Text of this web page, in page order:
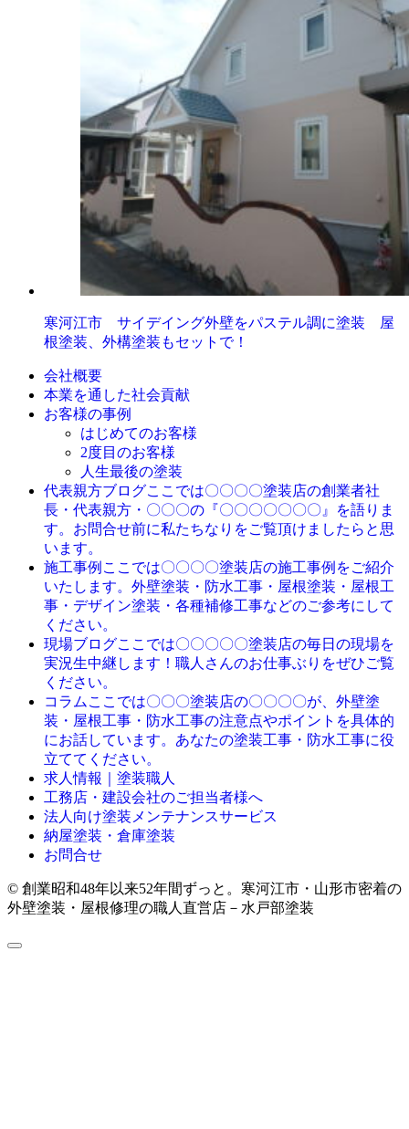
寒河江市 サイデイング外壁をパステル調に塗装 屋
根塗装、外構塗装もセットで！
会社概要
本業を通した社会貢献
お客様の事例
はじめてのお客様
2度目のお客様
人生最後の塗装
代表親方ブログここでは〇〇〇〇塗装店の創業者社
長・代表親方・〇〇〇の『〇〇〇〇〇〇〇』を語りま
す。お問合せ前に私たちなりをご覧頂けましたらと思
います。
施工事例 ここでは〇〇〇〇塗装店の施工事例をご紹介
いたします。外壁塗装・防水工事・屋根塗装・屋根工
事・デザイン塗装・各種補修工事などのご参考にして
ください。
現場ブログここでは〇〇〇〇〇塗装店の毎日の現場を
実況生中継します！職人さんのお仕事ぶりをぜひご覧
ください。
コラム ここでは〇〇〇塗装店の〇〇〇〇が、外壁塗
装・屋根工事・防水工事の注意点やポイントを具体的
にお話しています。あなたの塗装工事・防水工事に役
立ててください。
求人情報｜塗装職人
工務店・建設会社のご担当者様へ
法人向け塗装メンテナンスサービス
納屋塗装・倉庫塗装
お問合せ
© 創業昭和48年以来52年間ずっと。寒河江市・山形市密着の
外壁塗装・屋根修理の職人直営店－水戸部塗装